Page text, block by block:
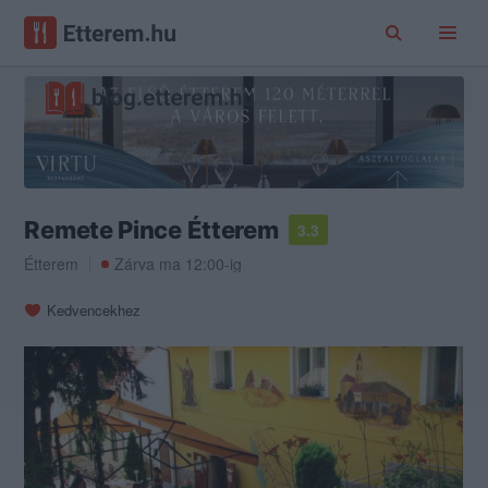
Remete Pince Étterem
3.3
Étterem
Zárva ma 12:00-ig
Kedvencekhez